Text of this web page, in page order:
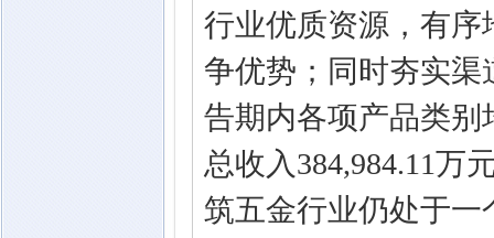
行业优质资源，有
争优势；同时夯实
告期内各项产品类
总收入384,984.11万
筑五金行业仍处于